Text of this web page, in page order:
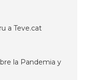
a Teve.cat
la Pandemia y